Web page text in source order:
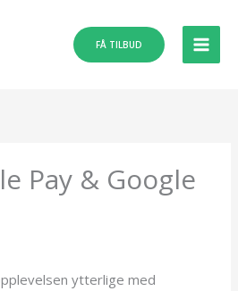
FÅ TILBUD
Pay & Google
ytterlige med